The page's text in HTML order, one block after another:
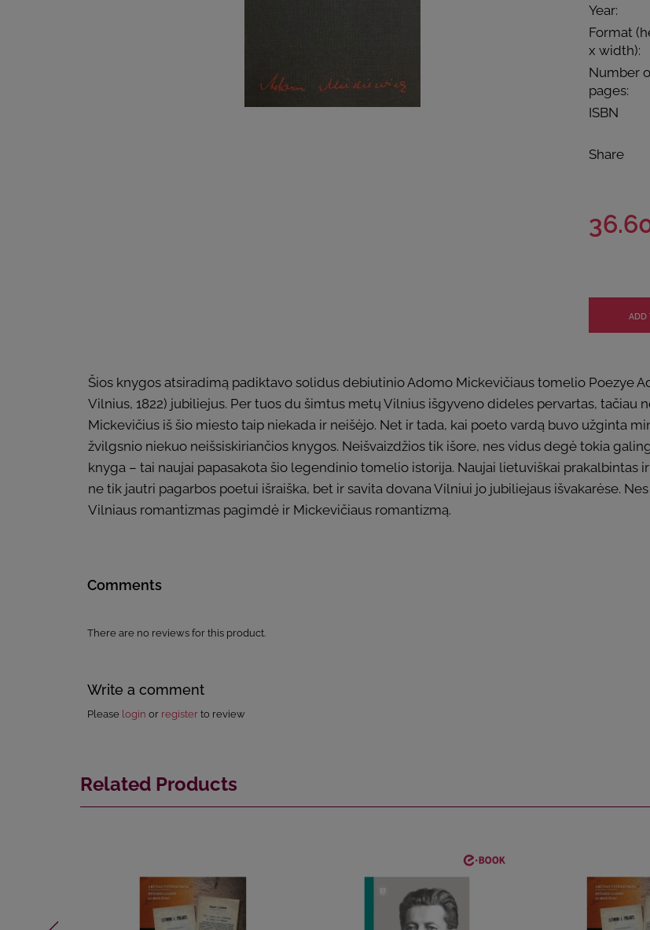
Year:
Format
x width):
Number
pages:
ISBN
Share
Šios knygos atsiradimą padiktavo solidus debiutinio Adomo Mickevičiaus tomelio Poezye
Vilnius, 1822) jubiliejus. Per tuos du šimtus metų Vilnius išgyveno dideles pervartas, tačiau
Mickevičius iš šio miesto taip niekada ir neišėjo. Net ir tada, kai poeto vardą buvo užginta
žvilgsnio niekuo neišsiskiriančios knygos. Neišvaizdžios tik išore, nes vidus degė tokia
knyga – tai naujai papasakota šio legendinio tomelio istorija. Naujai lietuviškai prakalbintas
ne tik jautri pagarbos poetui išraiška, bet ir savita dovana Vilniui jo jubiliejaus išvakarėse.
Vilniaus romantizmas pagimdė ir Mickevičiaus romantizmą.
Comments
There are no reviews for this product.
Write a comment
Please login or register to review
Related Products